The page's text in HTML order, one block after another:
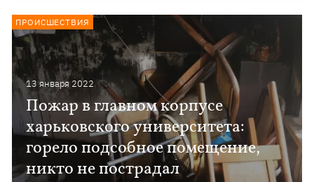
13 января 2022
Пожар в главном корпусе
харьковского университета:
горело подсобное помещение,
никто не пострадал
ПРОИСШЕСТВИЯ